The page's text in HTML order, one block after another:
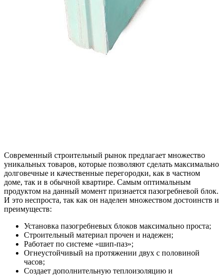
Современный строительный рынок предлагает множество
уникальных товаров, которые позволяют сделать максимально
долговечные и качественные перегородки, как в частном
доме, так и в обычной квартире. Самым оптимальным
продуктом на данный момент признается пазогребневой блок.
И это неспроста, так как он наделен множеством достоинств и
преимуществ:
Установка пазогребневых блоков максимально проста;
Строительный материал прочен и надежен;
Работает по системе «шип-паз»;
Огнеустойчивый на протяжении двух с половиной
часов;
Создает дополнительную теплоизоляцию и